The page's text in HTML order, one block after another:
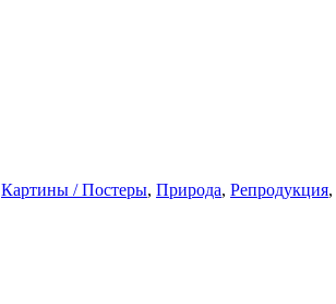
Картины / Постеры, Природа, Репродукция,